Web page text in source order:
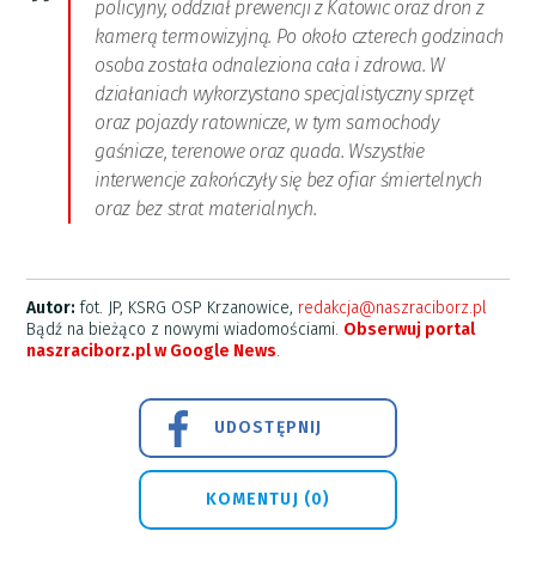
policyjny, oddział prewencji z Katowic oraz dron z
kamerą termowizyjną. Po około czterech godzinach
osoba została odnaleziona cała i zdrowa. W
działaniach wykorzystano specjalistyczny sprzęt
oraz pojazdy ratownicze, w tym samochody
gaśnicze, terenowe oraz quada. Wszystkie
interwencje zakończyły się bez ofiar śmiertelnych
oraz bez strat materialnych.
Autor: fot. JP, KSRG OSP Krzanowice, redakcja@naszraciborz.pl
Bądź na bieżąco z nowymi wiadomościami. Obserwuj portal
naszraciborz.pl w Google News.
UDOSTĘPNIJ
KOMENTUJ (0)